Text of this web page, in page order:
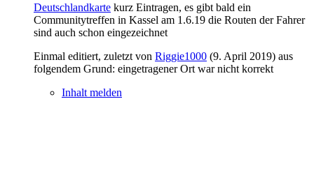
Deutschlandkarte kurz Eintragen, es gibt bald ein
Communitytreffen in Kassel am 1.6.19 die Routen der Fahrer
sind auch schon eingezeichnet
Einmal editiert, zuletzt von Riggie1000 (9. April 2019) aus
folgendem Grund: eingetragener Ort war nicht korrekt
Inhalt melden